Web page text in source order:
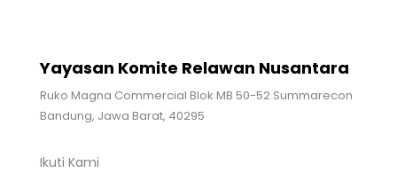
Yayasan Komite Relawan Nusantara
Ruko Magna Commercial Blok MB 50-52 Summarecon
Bandung, Jawa Barat, 40295
Ikuti Kami